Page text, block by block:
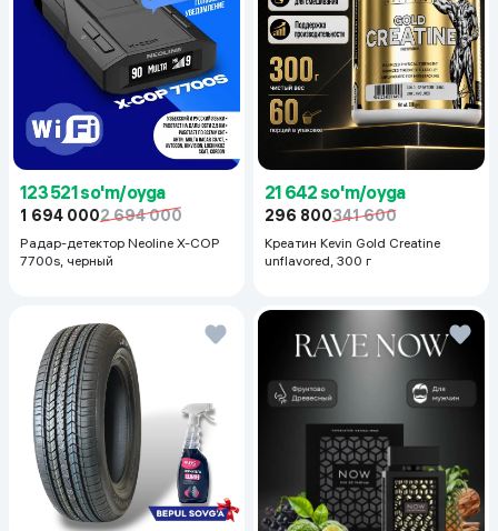
123 521 so'm/oyga
1 694 0002 694 000
Радар-детектор Neoline X-COP
7700s, черный
21 642 so'm/oyga
296 800341 600
Креатин Kevin Gold Creatine
unflavored, 300 г